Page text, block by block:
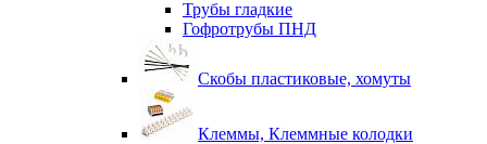
Трубы гладкие
Гофротрубы ПНД
Скобы пластиковые, хомуты
Клеммы, Клеммные колодки